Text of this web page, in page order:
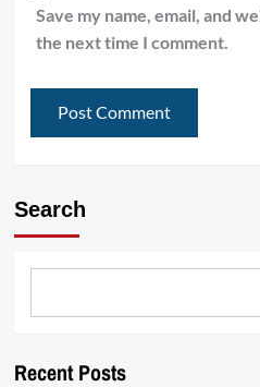
Save my name, email, and
the next time I comment.
Search
Recent Posts